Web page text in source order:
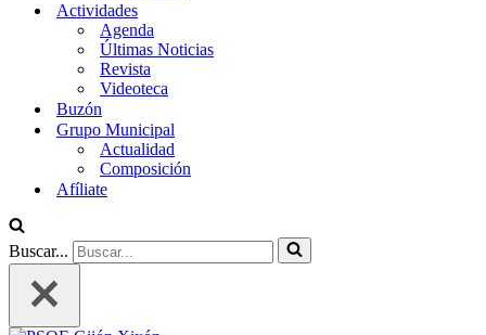
Actividades
Agenda
Últimas Noticias
Revista
Videoteca
Buzón
Grupo Municipal
Actualidad
Composición
Afíliate
Buscar...